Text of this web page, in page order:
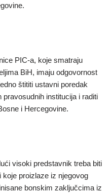
PIC-a, koje smatraju
BiH, imaju odgovornost
štititi ustavni poredak
institucija i raditi
i Hercegovine.
visoki predstavnik treba biti
proizlaze iz njegovog
bonskim zaključcima iz